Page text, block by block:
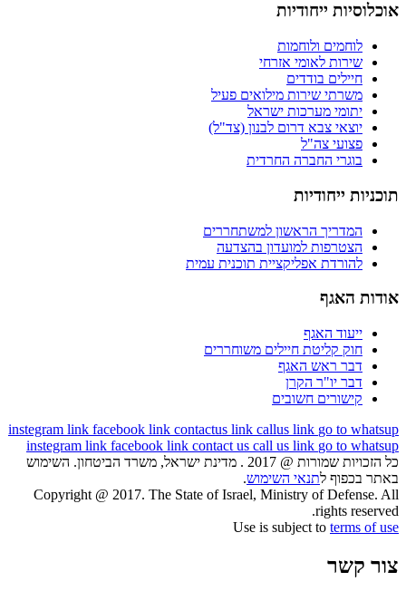
אוכלוסיות ייחודיות
לוחמים ולוחמות
שירות לאומי אזרחי
חיילים בודדים
משרתי שירות מילואים פעיל
יתומי מערכות ישראל
יוצאי צבא דרום לבנון (צד"ל)
פצועי צה"ל
בוגרי החברה החרדית
תוכניות ייחודיות
המדריך הראשון למשתחררים
הצטרפות למועדון בהצדעה
להורדת אפליקציית תוכנית עמית
אודות האגף
ייעוד האגף
חוק קליטת חיילים משוחררים
דבר ראש האגף
דבר יו"ר הקרן
קישורים חשובים
instegram link facebook link contactus link callus link go to whatsup
instegram link facebook link contact us call us link go to whatsup
כל הזכויות שמורות @ 2017 . מדינת ישראל, משרד הביטחון. השימוש
באתר בכפוף לתנאי השימוש.
Copyright @ 2017. The State of Israel, Ministry of Defense. All
rights reserved.
Use is subject to terms of use
צור קשר